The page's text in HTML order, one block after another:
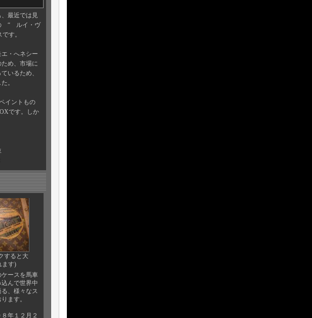
、最近では見
“ ルイ・ヴ
す。
・へネシー
め、市場に
いるため、
。
イントもの
です。しか
すると大
ます)
ケースを馬車
んで世界中
、様々なス
ます。
年１２月２